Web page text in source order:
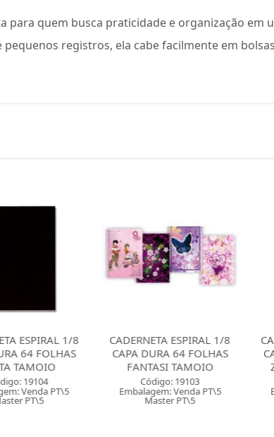
para quem busca praticidade e organização em
registros, ela cabe facilmente em
ESPIRAL 1/8
64 FOLHAS
TAMOIO
19104
Venda PT\5
PT\5
CADERNETA ESPIRAL 1/8
CAPA DURA 64 FOLHAS
FANTASI TAMOIO
Código: 19103
Embalagem: Venda PT\5
Master PT\5